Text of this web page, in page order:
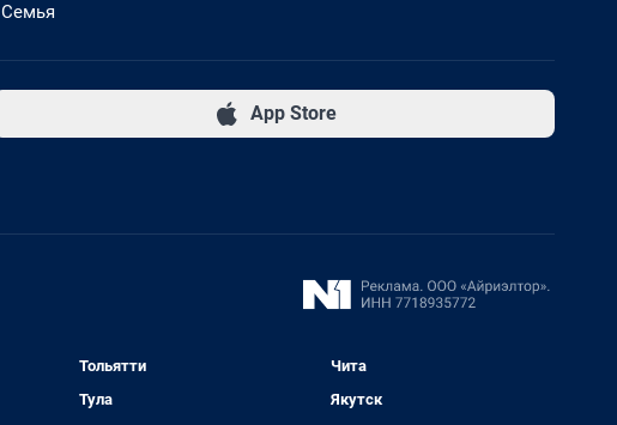
Семья
App Store
Тольятти
Тула
Чита
Якутск